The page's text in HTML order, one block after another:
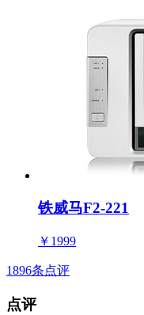
铁威马F2-221
￥1999
1896条点评
点评